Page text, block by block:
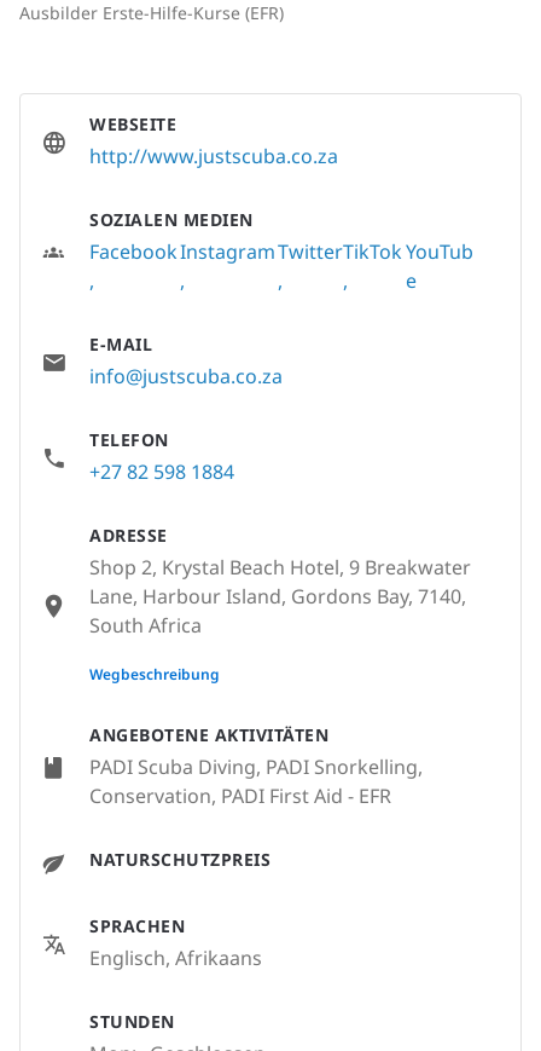
Ausbilder Erste-Hilfe-Kurse (EFR)
ANGEBOTENE AKTIVITÄTEN
PADI Scuba Diving, PADI Snorkelling,
Conservation, PADI First Aid - EFR
NATURSCHUTZPREIS
SPRACHEN
Englisch, Afrikaans
STUNDEN
WEBSEITE
http://www.justscuba.co.za
SOZIALEN MEDIEN
FacebookInstagramTwitterTikTokYouTub
e
E-MAIL
info@justscuba.co.za
TELEFON
+27 82 598 1884
ADRESSE
Shop 2, Krystal Beach Hotel, 9 Breakwater
Lane, Harbour Island, Gordons Bay, 7140,
South Africa
None
Wegbeschreibung